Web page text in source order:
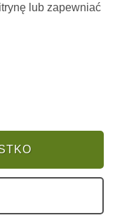
lub zapewniać